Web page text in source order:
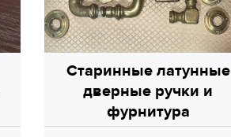
Старинные латунные
дверные ручки и
фурнитура